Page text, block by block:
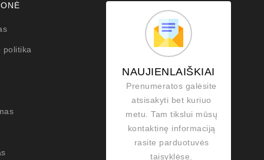
politika
NAUJIENLAIŠKIAI
Prenumeratos galėsite
atsisakyti bet kuriuo
metu. Tam tikslui mūsų
kontaktinę informaciją
rasite parduotuvės
taisyklėse.